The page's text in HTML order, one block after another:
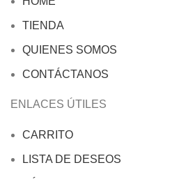
TIENDA
QUIENES SOMOS
CONTÁCTANOS
ENLACES ÚTILES
CARRITO
LISTA DE DESEOS